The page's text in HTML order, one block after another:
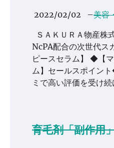
2022/02/02 –美容
ＳＡＫＵＲＡ物産
NcPA配合の次世代ス
ピースセラム】 ◆【
ム】セールスポイン
ミで高い評価を受け
育毛剤「副作用